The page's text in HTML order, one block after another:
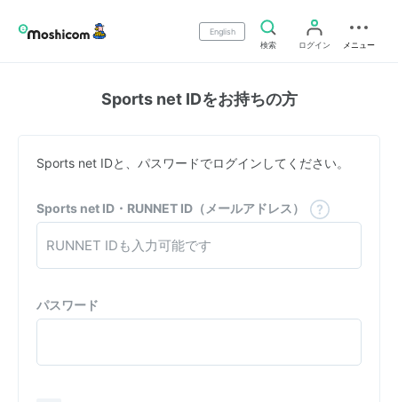
English
検索
ログイン メニュー
Sports net IDをお持ちの方
Sports net IDと、パスワードでログインしてください。
Sports net ID・RUNNET ID（メールアドレス）
パスワード